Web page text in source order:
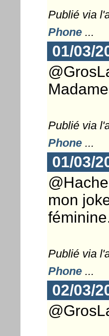
Publié via
Phone...
01/03/
Publié via
Phone...
01/03/
mon
Publié via
Phone...
02/03/